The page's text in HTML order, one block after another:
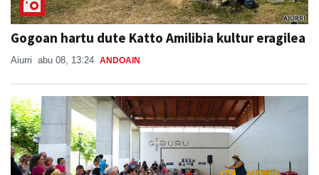
Gogoan hartu dute Katto Amilibia kultur eragilea
Aiurri abu 08, 13:24 ANDOAIN